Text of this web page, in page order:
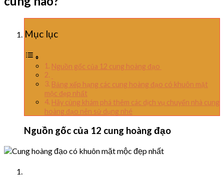
Mục lục
Nguồn gốc của 12 cung hoàng đạo
Bảng xếp hạng các cung hoàng đạo có khuôn mặt
mộc đẹp nhất
Hãy cùng khám phá thêm các dịch vụ chuyển nhà cung
hoàng đạo nên sử dụng nhé
Nguồn gốc của 12 cung hoàng đạo